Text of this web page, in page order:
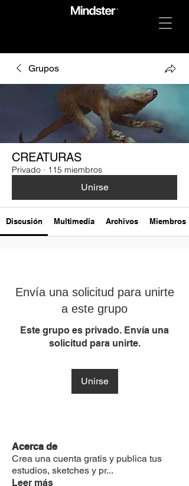
Grupos
CREATURAS
Privado · 115 miembros
Unirse
Discusión Multimedia Archivos Miembros
Envía una solicitud para unirte
a este grupo
Este grupo es privado. Envía una
solicitud para unirte.
Unirse
Acerca de
Crea una cuenta gratis y publica tus
estudios, sketches y pr...
Leer más